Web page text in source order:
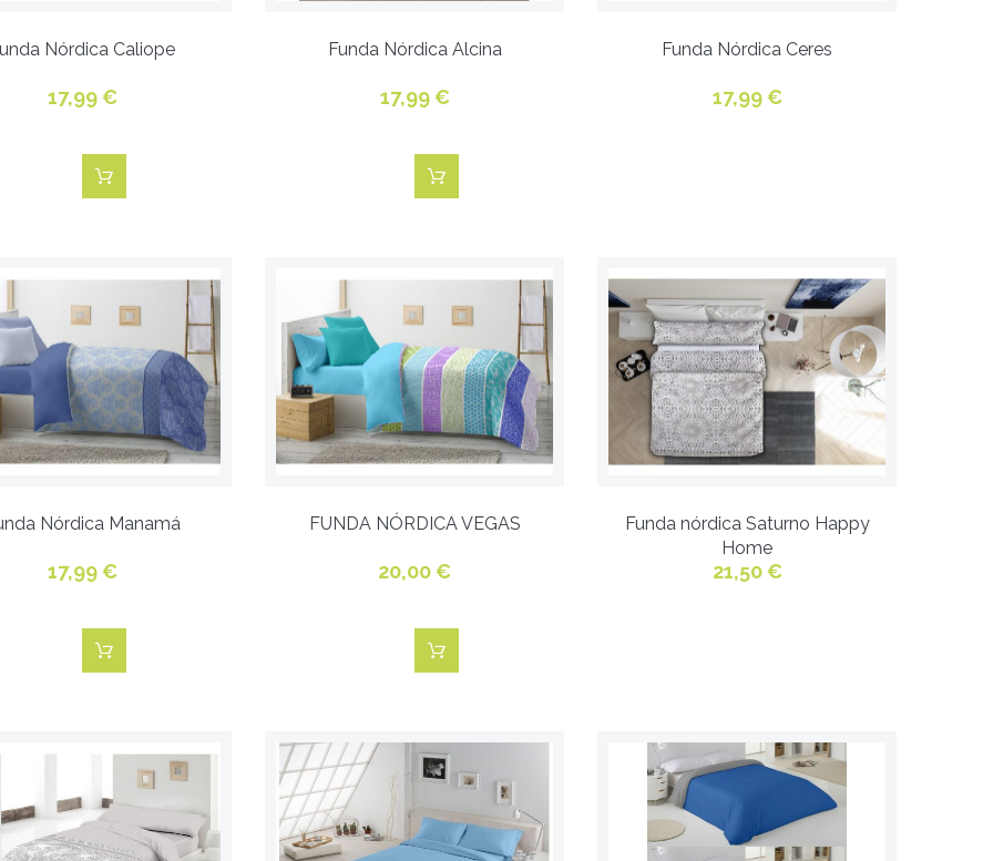
Nórdica Caliope
17,99 €
Funda Nórdica Alcina
17,99 €
Funda Nórdica Ceres
17,99 €
Nórdica Manamá
17,99 €
FUNDA NÓRDICA VEGAS
20,00 €
Funda nórdica Saturno Happy
Home
21,50 €